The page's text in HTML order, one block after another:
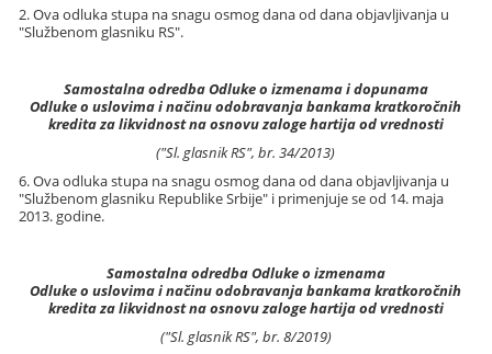
2. Ova odluka stupa na snagu osmog dana od dana objavljivanja u
"Službenom glasniku RS".
Samostalna odredba Odluke o izmenama i dopunama
Odluke o uslovima i načinu odobravanja bankama kratkoročnih
kredita za likvidnost na osnovu zaloge hartija od vrednosti
("Sl. glasnik RS", br. 34/2013)
6. Ova odluka stupa na snagu osmog dana od dana objavljivanja u
"Službenom glasniku Republike Srbije" i primenjuje se od 14. maja
2013. godine.
Samostalna odredba Odluke o izmenama
Odluke o uslovima i načinu odobravanja bankama kratkoročnih
kredita za likvidnost na osnovu zaloge hartija od vrednosti
("Sl. glasnik RS", br. 8/2019)